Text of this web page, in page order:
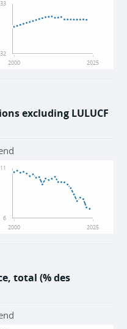
2000 2025
32
33
excluding LULUCF
2000 2025
6
11
total (% des